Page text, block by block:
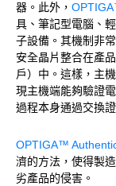
器。此外，
具、筆記型電腦、
子設備。其機制非
安全晶片整合在產
戶）中。這樣，主
現主機端能夠驗證
過程本身通過交換
OPTIGA™
濟的方法，使得製
劣產品的侵害。